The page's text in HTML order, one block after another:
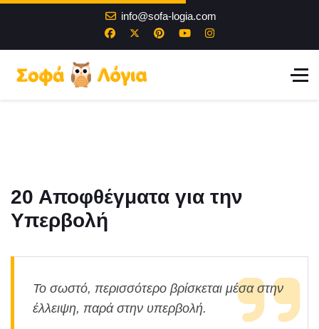
info@sofa-logia.com
20 Αποφθέγματα για την
Υπερβολή
Το σωστό, περισσότερο βρίσκεται μέσα στην
έλλειψη, παρά στην υπερβολή.